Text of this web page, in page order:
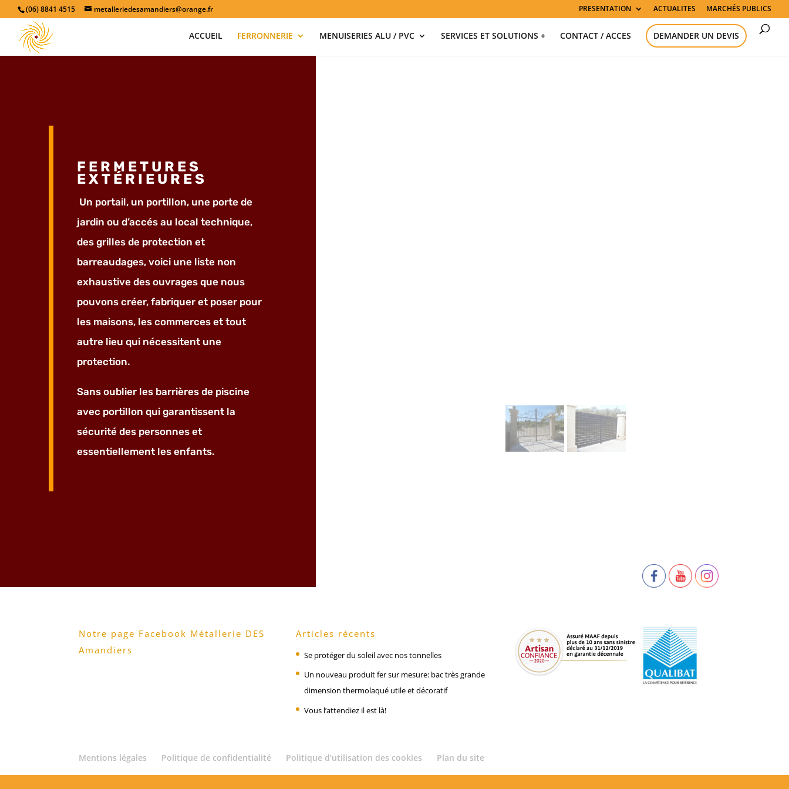
(06) 8841 4515 metalleriedesamandiers@orange.fr PRESENTATION ACTUALITES MARCHÉS PUBLICS
ACCUEIL FERRONNERIE MENUISERIES ALU / PVC SERVICES ET SOLUTIONS + CONTACT / ACCES DEMANDER UN DEVIS
FERMETURES
EXTÉRIEURES
Un portail, un portillon, une porte de
jardin ou d’accés au local technique,
des grilles de protection et
barreaudages, voici une liste non
exhaustive des ouvrages que nous
pouvons créer, fabriquer et poser pour
les maisons, les commerces et tout
autre lieu qui nécessitent une
protection.
Sans oublier les barrières de piscine
avec portillon qui garantissent la
sécurité des personnes et
essentiellement les enfants.
Notre page Facebook Métallerie DES
Amandiers
Articles récents
Se protéger du soleil avec nos tonnelles
Un nouveau produit fer sur mesure: bac très grande
dimension thermolaqué utile et décoratif
Vous l’attendiez il est là!
Mentions légales Politique de confidentialité Politique d’utilisation des cookies Plan du site